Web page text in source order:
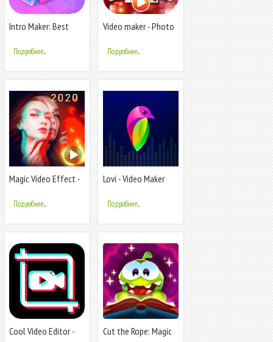
Intro Maker: Best
Maker
Подробнее...
Video maker - Photo
Подробнее...
Magic Video Effect -
Music Story
Подробнее...
Lovi - Video Maker
Подробнее...
Cool Video Editor -
Cut the Rope: Magic